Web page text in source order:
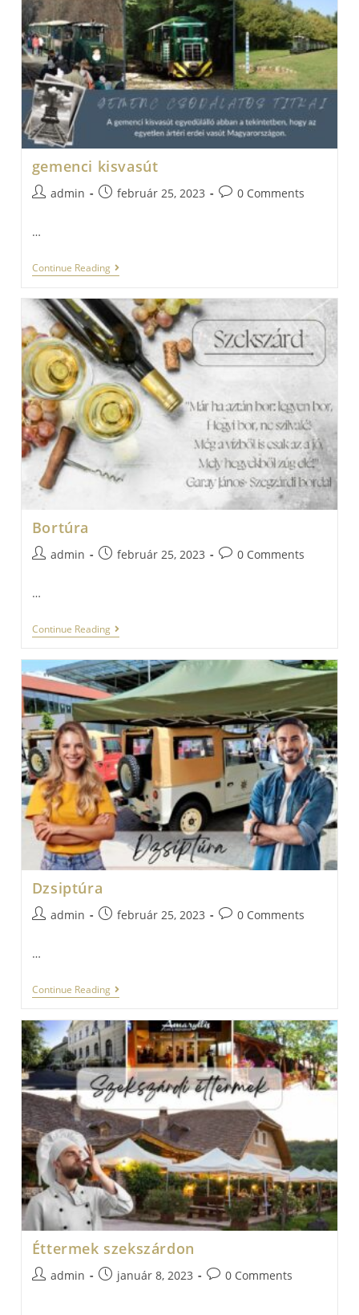
gemenci kisvasút
Postadmin
Postfebruár 25, 2023
Post0 Comments
…
Continue ReadingGemenci
Kisvasút
Bortúra
Postadmin
Postfebruár 25, 2023
Post0 Comments
…
Continue ReadingBortúra
Dzsiptúra
Postadmin
Postfebruár 25, 2023
Post0 Comments
…
Continue ReadingDzsiptúra
Éttermek szekszárdon
Postadmin
Postjanuár 8, 2023
Post0 Comments